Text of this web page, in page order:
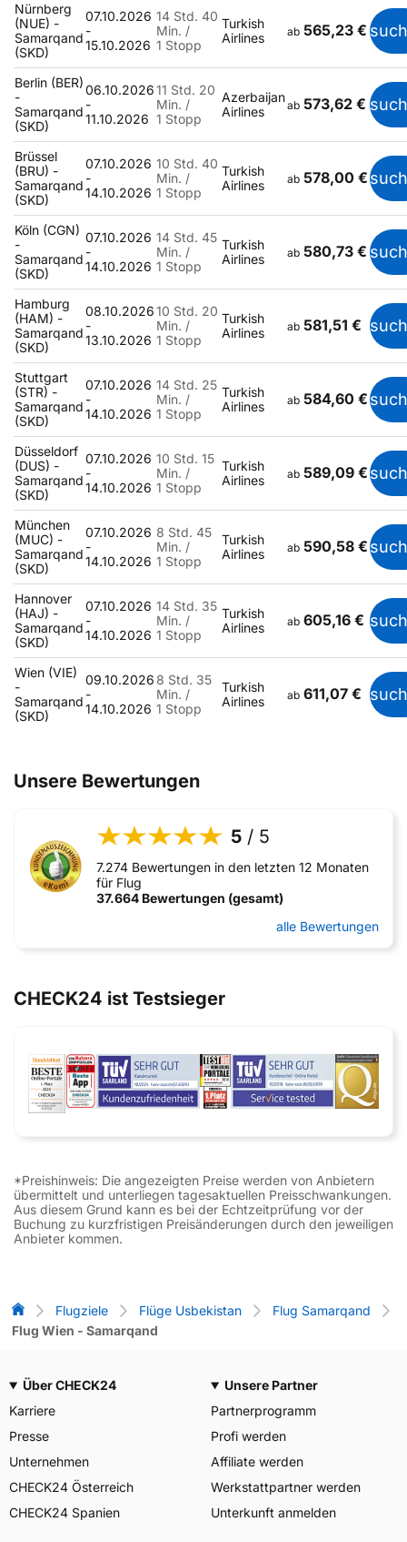
Nürnberg
(NUE) -
Samarqand
(SKD)
07.10.2026
-
15.10.2026
14 Std. 40
Min. /
1 Stopp
Turkish
Airlines
ab 565,23 €
Berlin (BER)
-
Samarqand
(SKD)
06.10.2026
-
11.10.2026
11 Std. 20
Min. /
1 Stopp
Azerbaijan
Airlines
ab 573,62 €
Brüssel
(BRU) -
Samarqand
(SKD)
07.10.2026
-
14.10.2026
10 Std. 40
Min. /
1 Stopp
Turkish
Airlines
ab 578,00 €
Köln (CGN)
-
Samarqand
(SKD)
07.10.2026
-
14.10.2026
14 Std. 45
Min. /
1 Stopp
Turkish
Airlines
ab 580,73 €
Hamburg
(HAM) -
Samarqand
(SKD)
08.10.2026
-
13.10.2026
10 Std. 20
Min. /
1 Stopp
Turkish
Airlines
ab 581,51 €
Stuttgart
(STR) -
Samarqand
(SKD)
07.10.2026
-
14.10.2026
14 Std. 25
Min. /
1 Stopp
Turkish
Airlines
ab 584,60 €
Düsseldorf
(DUS) -
Samarqand
(SKD)
07.10.2026
-
14.10.2026
10 Std. 15
Min. /
1 Stopp
Turkish
Airlines
ab 589,09 €
München
(MUC) -
Samarqand
(SKD)
07.10.2026
-
14.10.2026
8 Std. 45
Min. /
1 Stopp
Turkish
Airlines
ab 590,58 €
Hannover
(HAJ) -
Samarqand
(SKD)
07.10.2026
-
14.10.2026
14 Std. 35
Min. /
1 Stopp
Turkish
Airlines
ab 605,16 €
Wien (VIE)
-
Samarqand
(SKD)
09.10.2026
-
14.10.2026
8 Std. 35
Min. /
1 Stopp
Turkish
Airlines
ab 611,07 €
Unsere Bewertungen
5 / 5
7.274 Bewertungen in den letzten 12 Monaten
für Flug
37.664 Bewertungen (gesamt)
alle Bewertungen
CHECK24 ist Testsieger
*Preishinweis: Die angezeigten Preise werden von Anbietern
übermittelt und unterliegen tagesaktuellen Preisschwankungen.
Aus diesem Grund kann es bei der Echtzeitprüfung vor der
Buchung zu kurzfristigen Preisänderungen durch den jeweiligen
Anbieter kommen.
Flug-Vergleich
Flugziele Flüge Usbekistan
Flug Samarqand
Flug Wien - Samarqand
Über CHECK24
Karriere
Presse
Unternehmen
CHECK24 Österreich
CHECK24 Spanien
Unsere Partner
Partnerprogramm
Profi werden
Affiliate werden
Werkstattpartner werden
Unterkunft anmelden